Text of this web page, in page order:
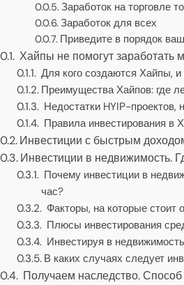
Заработок на торговле
Заработок для всех
Приведите в порядок
Хайпы не помогут заработать
Для кого создаются Хайпы,
Преимущества Хайпов: где
Недостатки HYIP-
Правила инвестирования в
Инвестиции с быстрым
Инвестиции в недвижимость.
Почему инвестиции в
час?
Факторы, на которые стоит
Плюсы инвестирования
Инвестируя в
В каких случаях следует
Получаем наследство.